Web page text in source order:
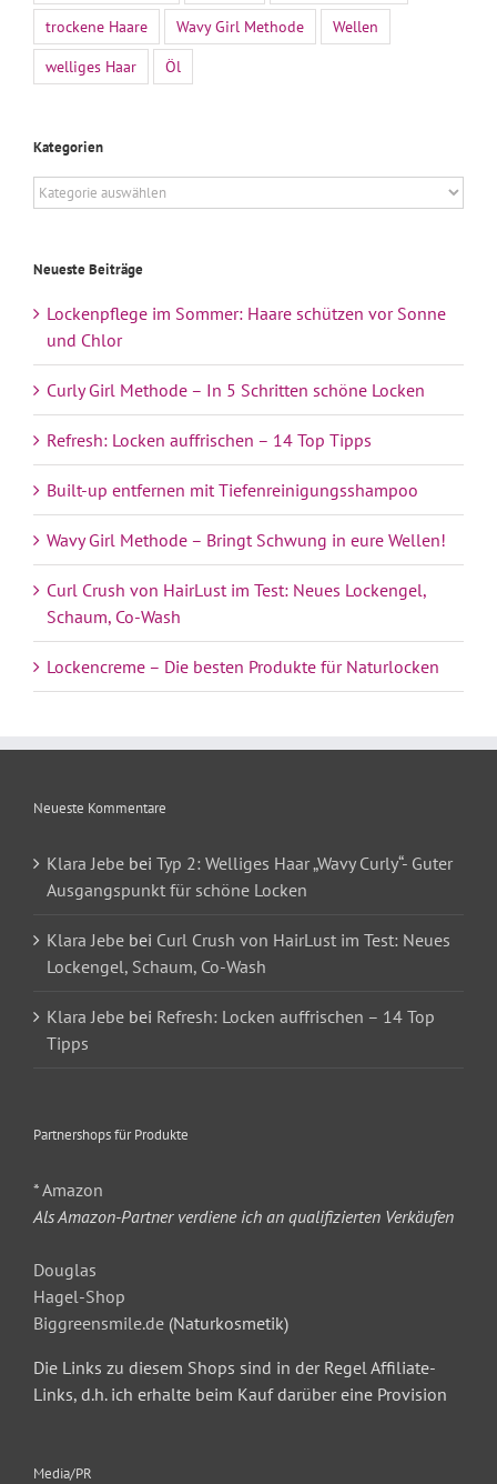
trockene Haare
Wavy Girl Methode
Wellen
welliges Haar
Öl
Kategorien
Kategorien
Neueste Beiträge
Lockenpflege im Sommer: Haare schützen vor Sonne
und Chlor
Curly Girl Methode – In 5 Schritten schöne Locken
Refresh: Locken auffrischen – 14 Top Tipps
Built-up entfernen mit Tiefenreinigungsshampoo
Wavy Girl Methode – Bringt Schwung in eure Wellen!
Curl Crush von HairLust im Test: Neues Lockengel,
Schaum, Co-Wash
Lockencreme – Die besten Produkte für Naturlocken
Neueste Kommentare
Klara Jebe bei Typ 2: Welliges Haar „Wavy Curly“- Guter
Ausgangspunkt für schöne Locken
Klara Jebe bei Curl Crush von HairLust im Test: Neues
Lockengel, Schaum, Co-Wash
Klara Jebe bei Refresh: Locken auffrischen – 14 Top
Tipps
Partnershops für Produkte
* Amazon
Als Amazon-Partner verdiene ich an qualifizierten Verkäufen
Douglas
Hagel-Shop
Biggreensmile.de (Naturkosmetik)
Die Links zu diesem Shops sind in der Regel Affiliate-
Links, d.h. ich erhalte beim Kauf darüber eine Provision
Media/PR